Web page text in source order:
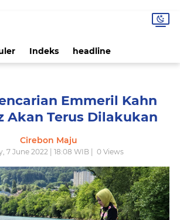
Indeks headline
Emmeril Kahn
Akan Terus Dilakukan
Cirebon Maju
7 June 2022 | 18:08 WIB | 0 Views